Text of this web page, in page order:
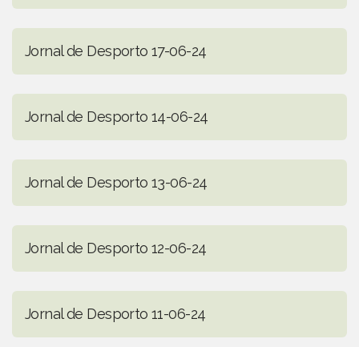
Jornal de Desporto 17-06-24
Jornal de Desporto 14-06-24
Jornal de Desporto 13-06-24
Jornal de Desporto 12-06-24
Jornal de Desporto 11-06-24